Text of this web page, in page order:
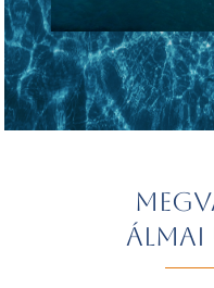
álmai